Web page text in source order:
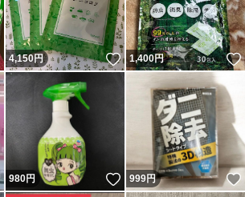
いいね！
4,150円 いいね！
1,400円
いいね！
980円 いいね！
999円